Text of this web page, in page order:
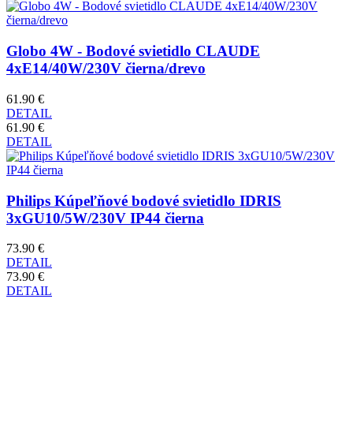
Globo 4W - Bodové svietidlo CLAUDE
4xE14/40W/230V čierna/drevo
61.90 €
DETAIL
61.90 €
DETAIL
Philips Kúpeľňové bodové svietidlo IDRIS
3xGU10/5W/230V IP44 čierna
73.90 €
DETAIL
73.90 €
DETAIL